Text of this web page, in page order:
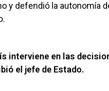
y defendió la autonomía
interviene en las
el jefe de Estado.